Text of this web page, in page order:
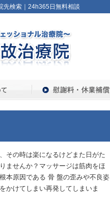
先検索｜24h365日無料相談
その時は楽になるけどまた日がた
ませんか？マッサージは筋肉をほ
本原因である 骨 盤の歪みや不良姿
かけてしまい再発してしまいま